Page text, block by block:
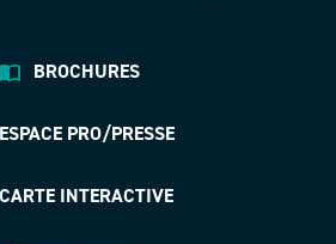
BROCHURES
ESPACE PRO/PRESSE
CARTE INTERACTIVE